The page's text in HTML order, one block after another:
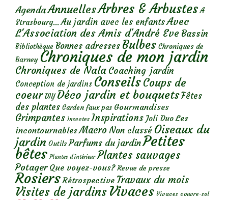
AgendaAnnuellesArbres & Arbustes A
Strasbourg... Au jardin avec les enfantsAvec
L'Association des Amis d'André Eve Bassin
Bibliothèque Bonnes adresses Bulbes Chroniques de
Barney Chroniques de mon jardin
Chroniques de Nala Coaching-jardin
Conception de jardins ConseilsCoups de
coeur DIY Déco jardin et bouquetsFêtes
des plantes Garden faux pas Gourmandises
Grimpantes Insectes Inspirations Joli Duo Les
incontournables Macro Non classé Oiseaux du
jardin Outils Parfums du jardinPetites
bêtes Plantes d’intérieur Plantes sauvages
Potager Que voyez-vous? Revue de presse
Rosiers Rétrospective Travaux du mois
Visites de jardins Vivaces Vivaces couvre-sol